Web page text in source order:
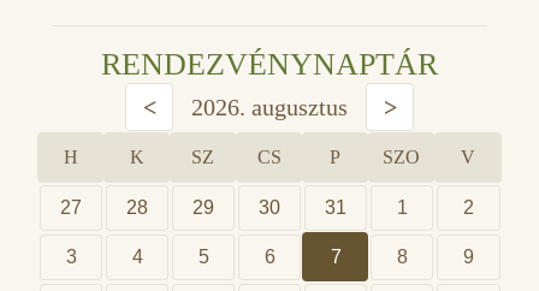
RENDEZVÉNYNAPTÁR
< 2026. augusztus >
H K SZ CS P SZO V
27 28 29 30 31 1 2
3 4 5 6 7 8 9